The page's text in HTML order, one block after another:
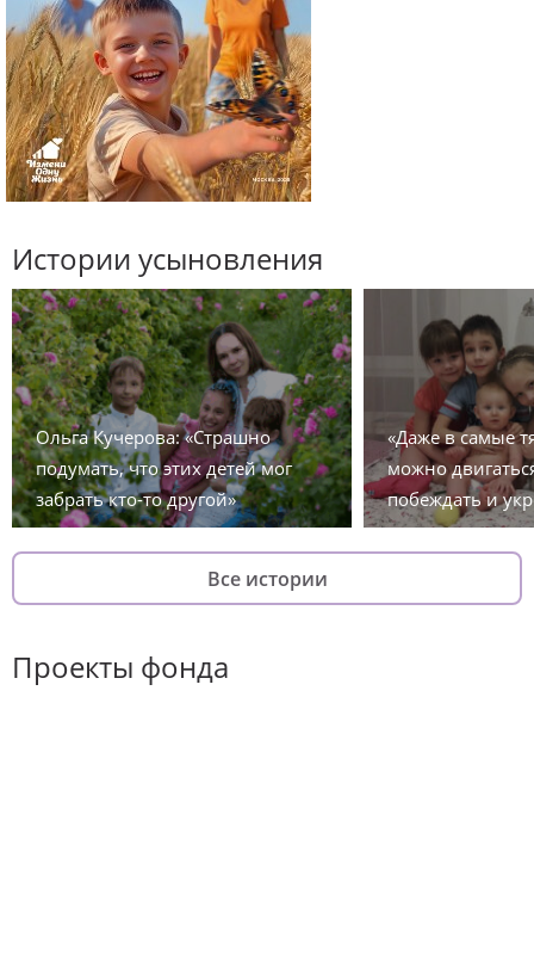
Истории усыновления
Ольга Кучерова: «Страшно
подумать, что этих детей мог
забрать кто-то другой»
«Даже в самые
можно
побеждать и
Все истории
Проекты фонда